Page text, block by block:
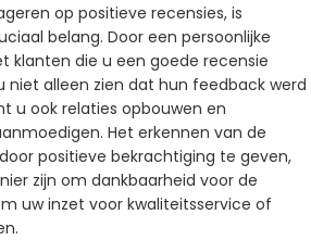
op positieve recensies, is
belang. Door een persoonlijke
klanten die u een goede recensie
niet alleen zien dat hun feedback werd
u ook relaties opbouwen en
Het erkennen van de
positieve bekrachtiging te geven,
zijn om dankbaarheid voor de
uw inzet voor kwaliteitsservice of